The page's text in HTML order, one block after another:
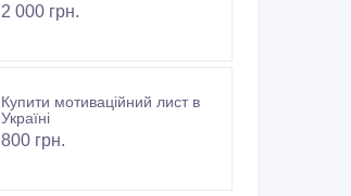
2 000 грн.
Купити мотиваційний лист в
Україні
800 грн.